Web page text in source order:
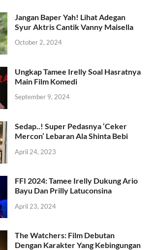
Jangan Baper Yah! Lihat Adegan
Syur Aktris Cantik Vanny Maisella
October 2, 2024
Ungkap Tamee Irelly Soal Hasratnya
Main Film Komedi
September 9, 2024
Sedap..! Super Pedasnya ‘Ceker
Mercon’ Lebaran Ala Shinta Bebi
April 24, 2023
FFI 2024: Tamee Irelly Dukung Ario
Bayu Dan Prilly Latuconsina
April 23, 2024
The Watchers: Film Debutan
Dengan Karakter Yang Kebingungan